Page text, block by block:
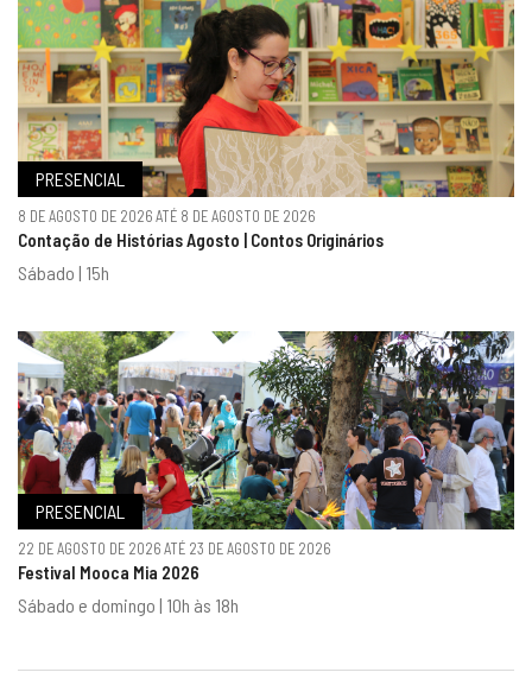
PRESENCIAL
8 DE AGOSTO DE 2026 ATÉ 8 DE AGOSTO DE 2026
Contação de Histórias Agosto | Contos Originários
Sábado | 15h
PRESENCIAL
22 DE AGOSTO DE 2026 ATÉ 23 DE AGOSTO DE 2026
Festival Mooca Mia 2026
Sábado e domingo | 10h às 18h